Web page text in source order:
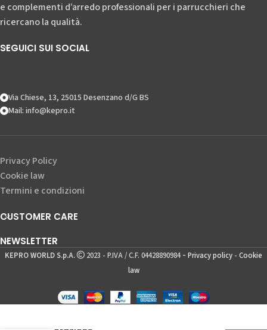
e complementi d’arredo professionali per i parrucchieri che
ricercano la qualità.
SEGUICI SUI SOCIAL
Via Chiese, 13, 25015 Desenzano d/G BS
Mail: info@kepro.it
Privacy Policy
Cookie law
Termini e condizioni
CUSTOMER CARE
NEWSLETTER
KEPRO WORLD S.p.A. 2023 - P.IVA / C.F. 04428890984 - Privacy policy - Cookie
law
Acquista